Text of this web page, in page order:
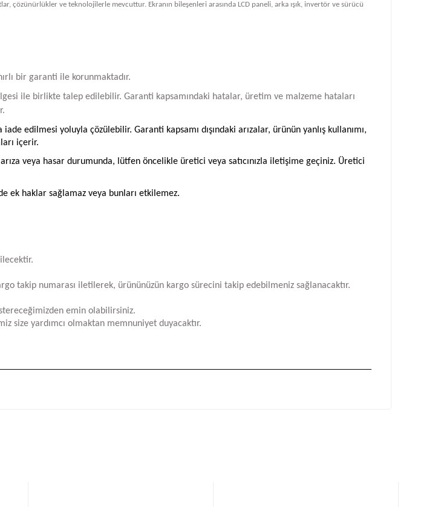
ve teknolojilerle mevcuttur. Ekranın bileşenleri arasında LCD paneli, arka ışık, invertör ve sürücü
bir garanti ile korunmaktadır.
ile birlikte talep edilebilir. Garanti kapsamındaki hatalar, üretim ve malzeme hataları
edilmesi yoluyla çözülebilir. Garanti kapsamı dışındaki arızalar, ürünün yanlış kullanımı,
içerir.
veya hasar durumunda, lütfen öncelikle üretici veya satıcınızla iletişime geçiniz. Üretici
ek haklar sağlamaz veya bunları etkilemez.
takip numarası iletilerek, ürününüzün kargo sürecini takip edebilmeniz sağlanacaktır.
emin olabilirsiniz.
size yardımcı olmaktan memnuniyet duyacaktır.